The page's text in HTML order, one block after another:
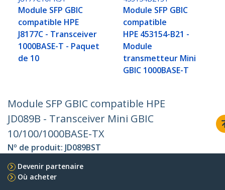
Module SFP GBIC
compatible HPE
J8177C - Transceiver
1000BASE-T - Paquet
de 10
Module SFP GBIC
compatible
HPE 453154-B21 -
Module
transmetteur Mini
GBIC 1000BASE-T
Module SFP GBIC compatible HPE
JD089B - Transceiver Mini GBIC
10/100/1000BASE-TX
Nº de produit: JD089BST
Devenir partenaire
Où acheter